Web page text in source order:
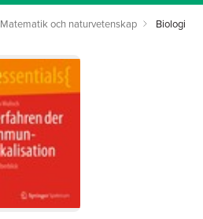
Matematik och naturvetenskap Biologi